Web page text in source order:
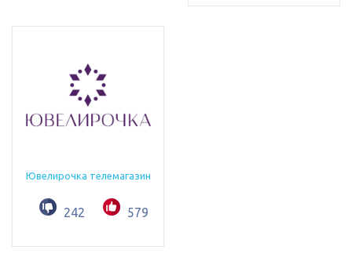
Ювелирочка телемагазин
242 579